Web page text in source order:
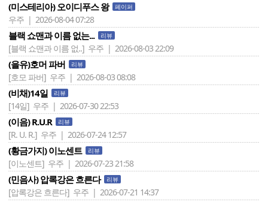
(미스테리아) 오이디푸스 왕 페이퍼
우주 | 2026-08-04 07:28
블랙 쇼맨과 이름 없는... 리뷰
[블랙 쇼맨과 이름 없..] 우주 | 2026-08-03 22:09
(을유)호머 파버 리뷰
[호모 파버] 우주 | 2026-08-03 08:08
(비채)14일 리뷰
[14일] 우주 | 2026-07-30 22:53
(이음) R.U.R 리뷰
[R. U. R.] 우주 | 2026-07-24 12:57
(황금가지) 이노센트 리뷰
[이노센트] 우주 | 2026-07-23 21:58
(민음사) 압록강은 흐른다 리뷰
[압록강은 흐른다] 우주 | 2026-07-21 14:37